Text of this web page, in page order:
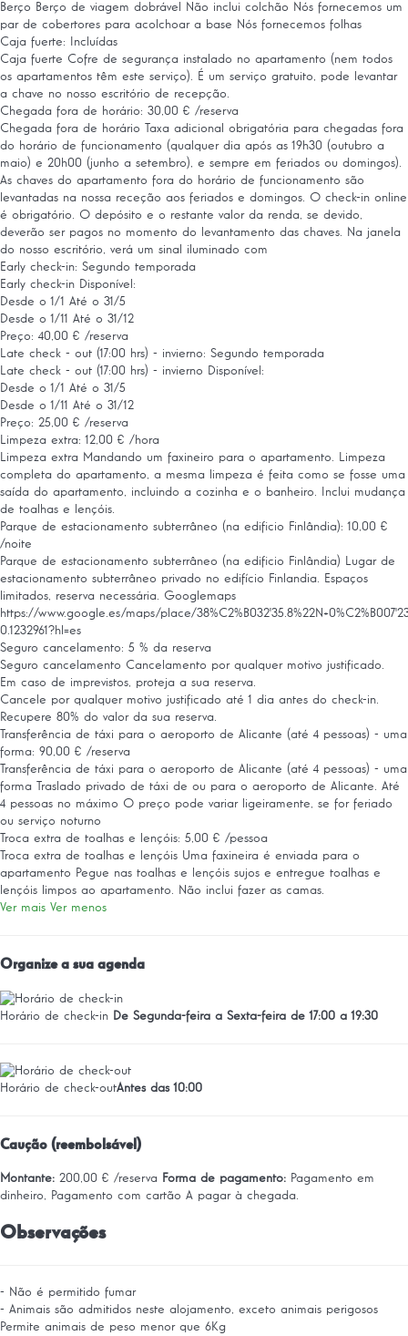
Berço Berço de viagem dobrável Não inclui colchão Nós fornecemos um
par de cobertores para acolchoar a base Nós fornecemos folhas
Caja fuerte: Incluídas
Caja fuerte Cofre de segurança instalado no apartamento (nem todos
os apartamentos têm este serviço). É um serviço gratuito, pode levantar
a chave no nosso escritório de recepção.
Chegada fora de horário: 30,00 € /reserva
Chegada fora de horário
Taxa adicional obrigatória para chegadas fora
do horário de funcionamento (qualquer dia após as 19h30 (outubro a
maio) e 20h00 (junho a setembro), e sempre em feriados ou domingos).
As chaves do apartamento fora do horário de funcionamento são
levantadas na nossa receção aos feriados e domingos. O check-in online
é obrigatório. O depósito e o restante valor da renda, se devido,
deverão ser pagos no momento do levantamento das chaves. Na janela
do nosso escritório, verá um sinal iluminado com
Early check-in: Segundo temporada
Early check-in Disponível:
Desde o 1/1 Até o 31/5
Desde o 1/11 Até o 31/12
Preço: 40,00 € /reserva
Late check - out (17:00 hrs) - invierno: Segundo temporada
Late check - out (17:00 hrs) - invierno Disponível:
Desde o 1/1 Até o 31/5
Desde o 1/11 Até o 31/12
Preço: 25,00 € /reserva
Limpeza extra: 12,00 € /hora
Limpeza extra Mandando um faxineiro para o apartamento. Limpeza
completa do apartamento, a mesma limpeza é feita como se fosse uma
saída do apartamento, incluindo a cozinha e o banheiro. Inclui mudança
de toalhas e lençóis.
Parque de estacionamento subterrâneo (na edificio Finlândia): 10,00 €
/noite
Parque de estacionamento subterrâneo (na edificio Finlândia) Lugar de
estacionamento subterrâneo privado no edifício Finlandia. Espaços
limitados, reserva necessária. Googlemaps
https://www.google.es/maps/place/
0.1232961?hl=es
Seguro cancelamento: 5 % da reserva
Seguro cancelamento Cancelamento por qualquer motivo justificado.
Em caso de imprevistos, proteja a sua reserva.
Cancele por qualquer motivo justificado até 1 dia antes do check-in.
Recupere 80% do valor da sua reserva.
Transferência de táxi para o aeroporto de Alicante (até 4 pessoas) - uma
forma: 90,00 € /reserva
Transferência de táxi para o aeroporto de Alicante (até 4 pessoas) - uma
forma
Traslado privado de táxi de ou para o aeroporto de Alicante. Até
4 pessoas no máximo O preço pode variar ligeiramente, se for feriado
ou serviço noturno
Troca extra de toalhas e lençóis: 5,00 € /pessoa
Troca extra de toalhas e lençóis Uma faxineira é enviada para o
apartamento Pegue nas toalhas e lençóis sujos e entregue toalhas e
lençóis limpos ao apartamento. Não inclui fazer as camas.
Ver mais Ver menos
Organize a sua agenda
Horário de check-in De Segunda-feira a Sexta-feira de 17:00 a 19:30
Horário de check-outAntes das 10:00
Caução (reembolsável)
Montante: 200,00 € /reserva Forma de pagamento: Pagamento em
dinheiro, Pagamento com cartão A pagar à chegada.
Observações
- Não é permitido fumar
- Animais são admitidos neste alojamento, exceto animais perigosos
Permite animais de peso menor que 6Kg